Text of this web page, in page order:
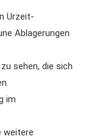
Urzeit-
Ablagerungen
sehen, die sich
im
weitere